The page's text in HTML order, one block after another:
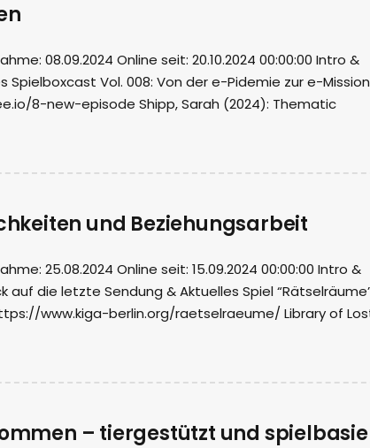
08.09.2024 Online seit: 20.10.2024 00:00:00 Intro &
Spielboxcast Vol. 008: Von der e-Pidemie zur e-Mission
8-new-episode Shipp, Sarah (2024): Thematic
und Beziehungsarbeit
25.08.2024 Online seit: 15.09.2024 00:00:00 Intro &
auf die letzte Sendung & Aktuelles Spiel
www.kiga-berlin.org/raetselraeume/ Library of
– tiergestützt und